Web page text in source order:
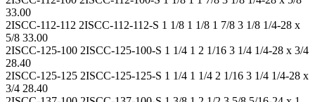
33.00
2ISCC-112-112 2ISCC-112-112-S 1 1/8 1 1/8 1 7/8 3 1/8 1/4-28 x
5/8 33.00
2ISCC-125-100 2ISCC-125-100-S 1 1/4 1 2 1/16 3 1/4 1/4-28 x 3/4
28.40
2ISCC-125-125 2ISCC-125-125-S 1 1/4 1 1/4 2 1/16 3 1/4 1/4-28 x
3/4 28.40